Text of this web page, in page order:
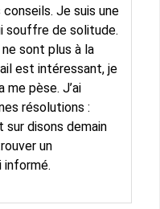
conseils. Je suis une
souffre de solitude.
sont plus à la
est intéressant, je
me pèse. J’ai
résolutions :
sur disons demain
un
informé.